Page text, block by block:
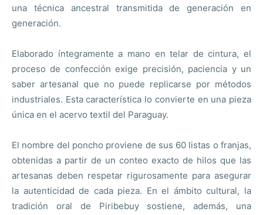
una técnica ancestral transmitida de generación en
generación.
Elaborado íntegramente a mano en telar de cintura, el
proceso de confección exige precisión, paciencia y un
saber artesanal que no puede replicarse por métodos
industriales. Esta característica lo convierte en una pieza
única en el acervo textil del Paraguay.
El nombre del poncho proviene de sus 60 listas o franjas,
obtenidas a partir de un conteo exacto de hilos que las
artesanas deben respetar rigurosamente para asegurar
la autenticidad de cada pieza. En el ámbito cultural, la
tradición oral de Piribebuy sostiene, además, una